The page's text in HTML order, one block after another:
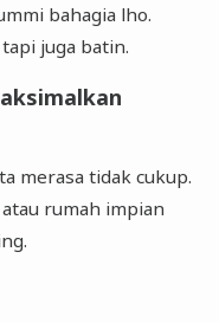
bahagia lho.
juga batin.
merasa tidak cukup.
rumah impian